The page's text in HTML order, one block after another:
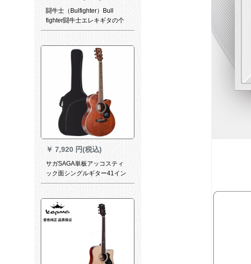
闘牛士（Bulfighter）Bull
fighter闘牛士エレキギタの个
性的なロックエレゲギタイセ
￥ 7,920 円(税込)
サガSAGA単板アッコスティ
ック面シングルギター41イン
チ40インチギター初心者楽器